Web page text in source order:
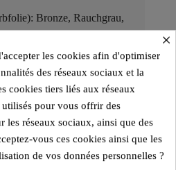
Bronze, Rauchgrau,
weitere.
Bronze, Grau-Blau.
PMMA Altuglas eignen
während die PMMA
für den Außenbereich
×
les cookies afin d'optimiser
des réseaux sociaux et la
cookies tiers liés aux réseaux
pour vous offrir des
les réseaux sociaux, ainsi que des
vous ces cookies ainsi que les
de vos données personnelles ?